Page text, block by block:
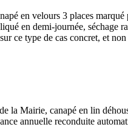
en velours 3 places
en demi-journée,
ce type de cas concret, et
la Mairie, canapé en lin
annuelle reconduite